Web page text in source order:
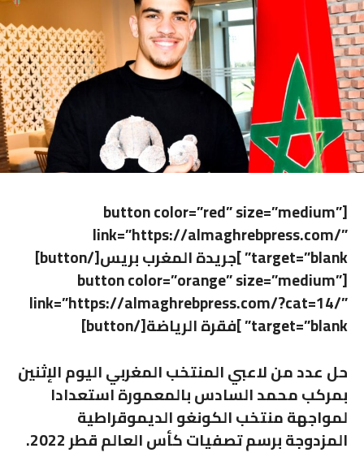
[button color=”red” size=”medium”
link=”https://almaghrebpress.com/”
target=”blank” ]جريدة المغرب بريس[/button]
[button color=”orange” size=”medium”
link=”https://almaghrebpress.com/?cat=14/”
target=”blank” ]فقرة الرياضة[/button]
حل عدد من لاعبي المنتخب المغربي اليوم الإثنين
بمركب محمد السادس بالمعمورة استعدادا
لمواجهة منتخب الكونغو الديموقراطية
المزدوجة برسم تصفيات كأس العالم قطر 2022.